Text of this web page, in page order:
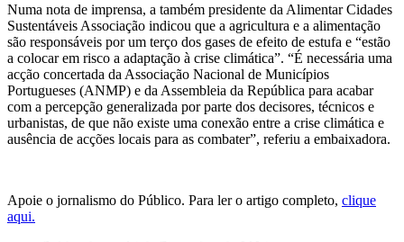
Numa nota de imprensa, a também presidente da Alimentar Cidades
Sustentáveis Associação indicou que a agricultura e a alimentação
são responsáveis por um terço dos gases de efeito de estufa e “estão
a colocar em risco a adaptação à crise climática”. “É necessária uma
acção concertada da Associação Nacional de Municípios
Portugueses (ANMP) e da Assembleia da República para acabar
com a percepção generalizada por parte dos decisores, técnicos e
urbanistas, de que não existe uma conexão entre a crise climática e
ausência de acções locais para as combater”, referiu a embaixadora.
Apoie o jornalismo do Público. Para ler o artigo completo, clique
aqui.